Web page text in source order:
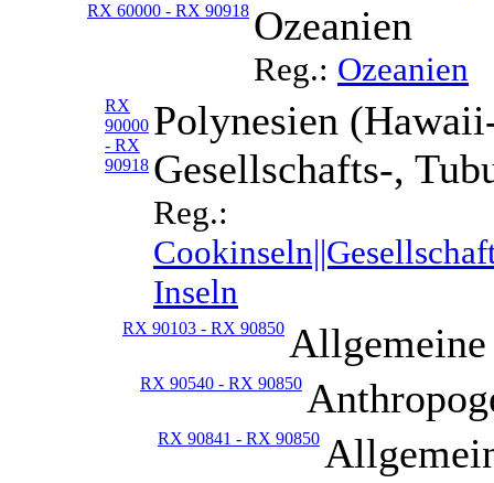
RX 60000 - RX 90918 Ozeanien
Reg.: Ozeanien
RX
90000
- RX
90918
Polynesien
Gesellschafts-,
Reg.:
Inseln
RX 90103 - RX 90850
RX 90540 - RX 90850
RX 90841 - RX 90850